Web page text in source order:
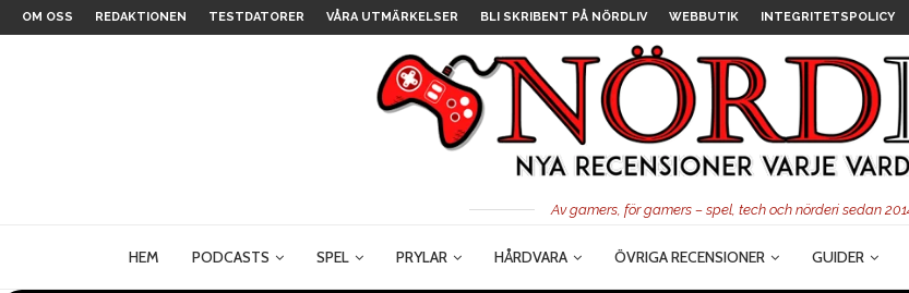
OM OSS REDAKTIONEN TESTDATORER VÅRA UTMÄRKELSER BLI SKRIBENT PÅ NÖRDLIV WEBBUTIK INTEGRITETSPOLICY
Av gamers, för gamers – spel, tech och nörderi sedan
HEM PODCASTS SPEL PRYLAR HÅRDVARA ÖVRIGA RECENSIONER GUIDER